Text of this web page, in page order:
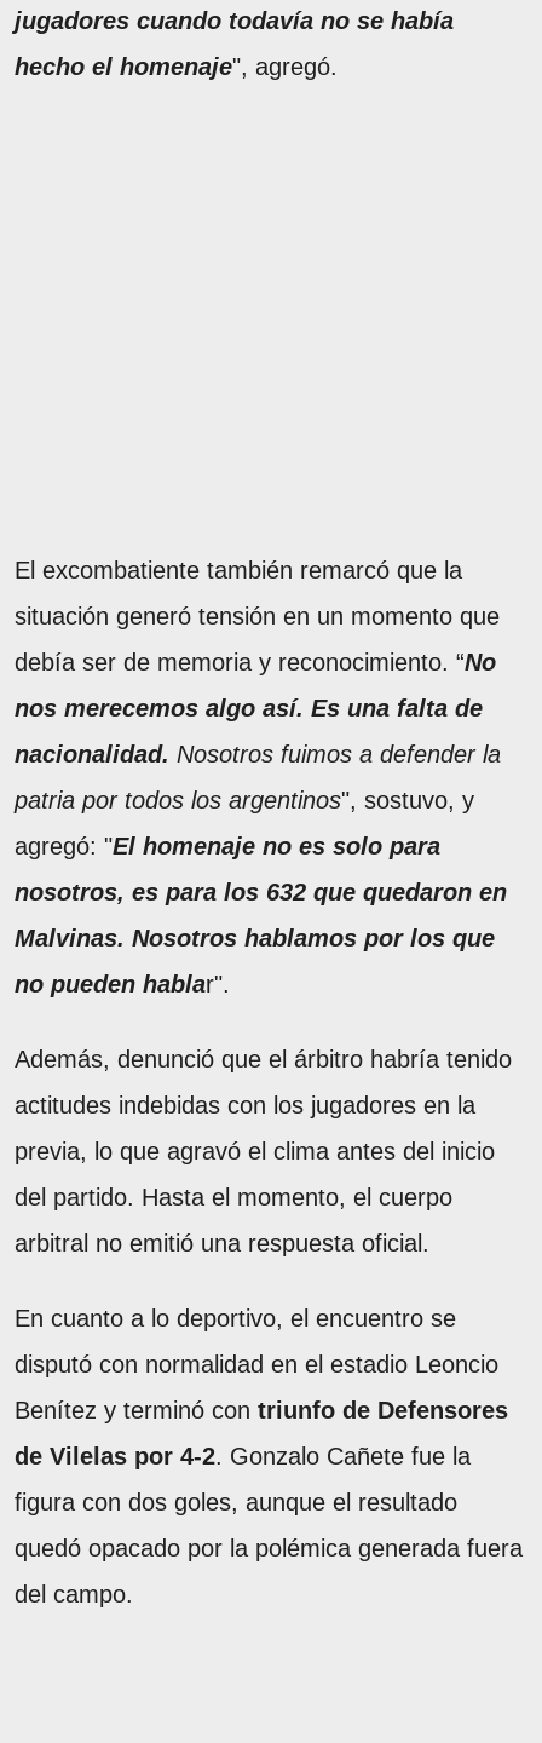
jugadores cuando todavía no se había
hecho el homenaje", agregó.
El excombatiente también remarcó que la
situación generó tensión en un momento que
debía ser de memoria y reconocimiento. “No
nos merecemos algo así. Es una falta de
nacionalidad. Nosotros fuimos a defender la
patria por todos los argentinos", sostuvo, y
agregó: "El homenaje no es solo para
nosotros, es para los 632 que quedaron en
Malvinas. Nosotros hablamos por los que
no pueden hablar".
Además, denunció que el árbitro habría tenido
actitudes indebidas con los jugadores en la
previa, lo que agravó el clima antes del inicio
del partido. Hasta el momento, el cuerpo
arbitral no emitió una respuesta oficial.
En cuanto a lo deportivo, el encuentro se
disputó con normalidad en el estadio Leoncio
Benítez y terminó con triunfo de Defensores
de Vilelas por 4-2. Gonzalo Cañete fue la
figura con dos goles, aunque el resultado
quedó opacado por la polémica generada fuera
del campo.